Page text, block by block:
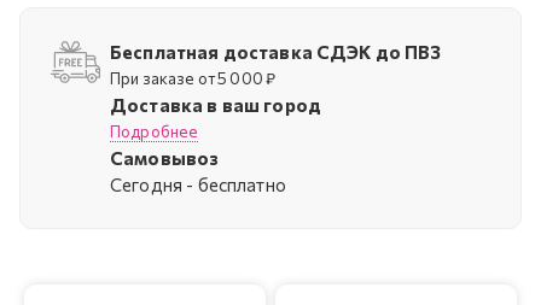
Бесплатная доставка СДЭК до ПВЗ
При заказе от 5 000 ₽
Доставка в ваш город
Подробнее
Самовывоз
Cегодня - бесплатно